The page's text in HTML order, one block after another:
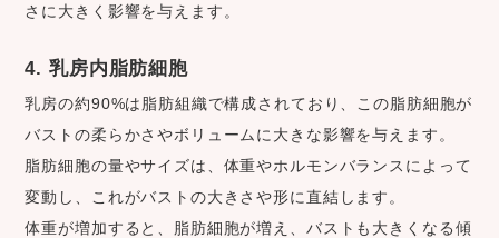
さに大きく影響を与えます。
4. 乳房内脂肪細胞
乳房の約90%は脂肪組織で構成されており、この脂肪細胞が
バストの柔らかさやボリュームに大きな影響を与えます。
脂肪細胞の量やサイズは、体重やホルモンバランスによって
変動し、これがバストの大きさや形に直結します。
体重が増加すると、脂肪細胞が増え、バストも大きくなる傾